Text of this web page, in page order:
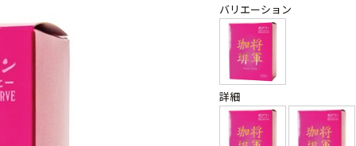
バリエーション
詳細